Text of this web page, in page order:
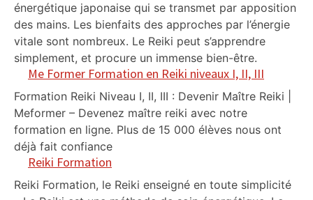
énergétique japonaise qui se transmet par apposition
des mains. Les bienfaits des approches par l’énergie
vitale sont nombreux. Le Reiki peut s’apprendre
simplement, et procure un immense bien-être.
Me Former Formation en Reiki niveaux I, II, III
Formation Reiki Niveau I, II, III : Devenir Maître Reiki |
Meformer – Devenez maître reiki avec notre
formation en ligne. Plus de 15 000 élèves nous ont
déjà fait confiance
Reiki Formation
Reiki Formation, le Reiki enseigné en toute simplicité